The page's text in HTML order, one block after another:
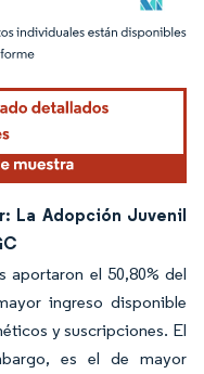
según CC BY 4.0.
La Adopción Juvenil
aportaron el 50,80% del
ingreso disponible
y suscripciones. El
es el de mayor